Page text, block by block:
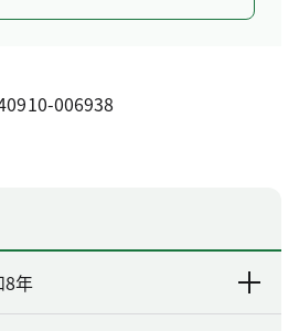
006938
8年